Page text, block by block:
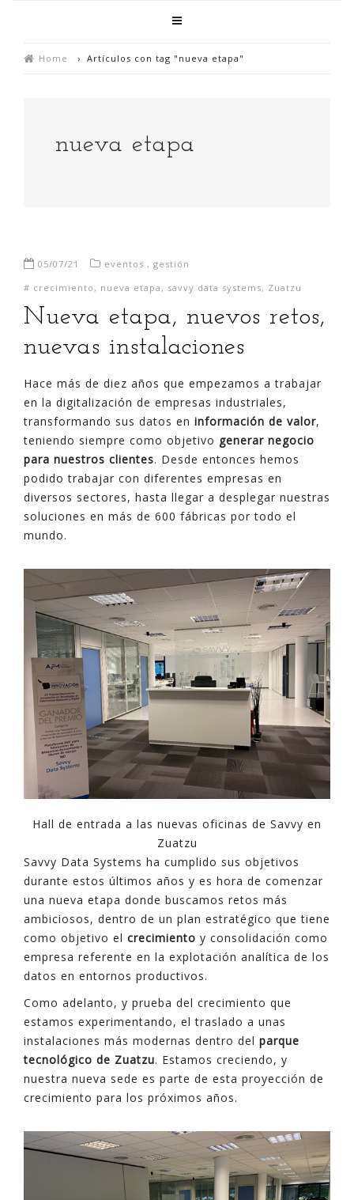
Home › Artículos con tag "nueva etapa"
nueva etapa
05/07/21 eventos , gestión
# crecimiento , nueva etapa , savvy data systems, Zuatzu
Nueva etapa, nuevos retos,
nuevas instalaciones
Hace más de diez años que empezamos a trabajar
en la digitalización de empresas industriales,
transformando sus datos en información de valor,
teniendo siempre como objetivo generar negocio
para nuestros clientes. Desde entonces hemos
podido trabajar con diferentes empresas en
diversos sectores, hasta llegar a desplegar nuestras
soluciones en más de 600 fábricas por todo el
mundo.
Hall de entrada a las nuevas oficinas de Savvy en
Zuatzu
Savvy Data Systems ha cumplido sus objetivos
durante estos últimos años y es hora de comenzar
una nueva etapa donde buscamos retos más
ambiciosos, dentro de un plan estratégico que tiene
como objetivo el crecimiento y consolidación como
empresa referente en la explotación analítica de los
datos en entornos productivos.
Como adelanto, y prueba del crecimiento que
estamos experimentando, el traslado a unas
instalaciones más modernas dentro del parque
tecnológico de Zuatzu. Estamos creciendo, y
nuestra nueva sede es parte de esta proyección de
crecimiento para los próximos años.